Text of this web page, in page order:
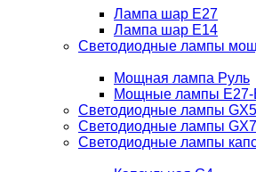
Лампа шар E27
Лампа шар Е14
Светодиодные лампы
Мощная лампа Руль
Мощные лампы E27-
Светодиодные лампы
Светодиодные лампы
Светодиодные лампы